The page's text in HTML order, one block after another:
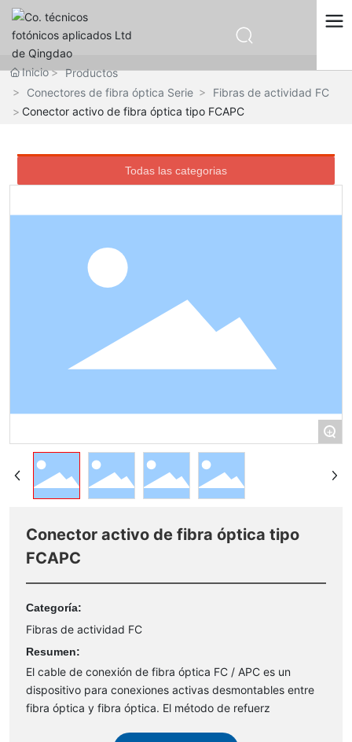
Español
Inicio
Productos
Conectores de fibra óptica Serie
Fibras de actividad FC
Conector activo de fibra óptica tipo FCAPC
Todas las categorias
+
Conector activo de fibra óptica tipo
FCAPC
Categoría:
Fibras de actividad FC
Resumen:
El cable de conexión de fibra óptica FC / APC es un
dispositivo para conexiones activas desmontables entre
fibra óptica y fibra óptica. El método de refuerz